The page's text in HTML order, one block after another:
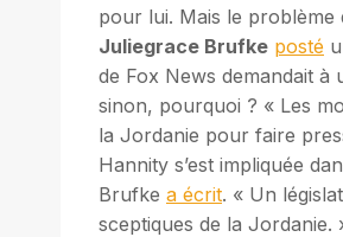
pour lui. Mais le
Juliegrace Brufke posté
de Fox News demandait à
sinon, pourquoi ? « Les
la Jordanie pour faire
Hannity s’est impliquée
Brufke a écrit. « Un
sceptiques de la Jordanie.